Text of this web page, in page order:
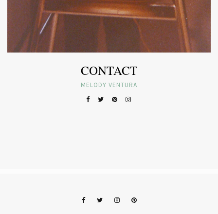
CONTACT
MELODY VENTURA